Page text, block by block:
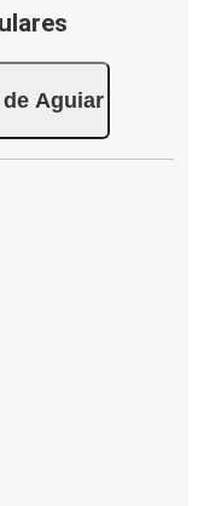
Aguiar